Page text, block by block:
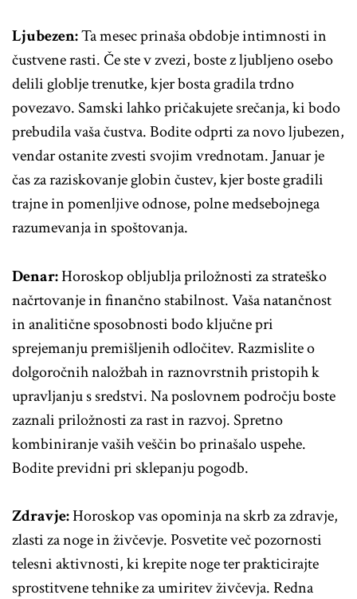
Ljubezen:Ta mesec prinaša obdobje intimnosti in
čustvene rasti. Če ste v zvezi, boste z ljubljeno osebo
delili globlje trenutke, kjer bosta gradila trdno
povezavo. Samski lahko pričakujete srečanja, ki bodo
prebudila vaša čustva. Bodite odprti za novo ljubezen,
vendar ostanite zvesti svojim vrednotam. Januar je
čas za raziskovanje globin čustev, kjer boste gradili
trajne in pomenljive odnose, polne medsebojnega
razumevanja in spoštovanja.
Denar:Horoskop obljublja priložnosti za strateško
načrtovanje in finančno stabilnost. Vaša natančnost
in analitične sposobnosti bodo ključne pri
sprejemanju premišljenih odločitev. Razmislite o
dolgoročnih naložbah in raznovrstnih pristopih k
upravljanju s sredstvi. Na poslovnem področju boste
zaznali priložnosti za rast in razvoj. Spretno
kombiniranje vaših veščin bo prinašalo uspehe.
Bodite previdni pri sklepanju pogodb.
Zdravje:Horoskop vas opominja na skrb za zdravje,
zlasti za noge in živčevje. Posvetite več pozornosti
telesni aktivnosti, ki krepite noge ter prakticirajte
sprostitvene tehnike za umiritev živčevja. Redna